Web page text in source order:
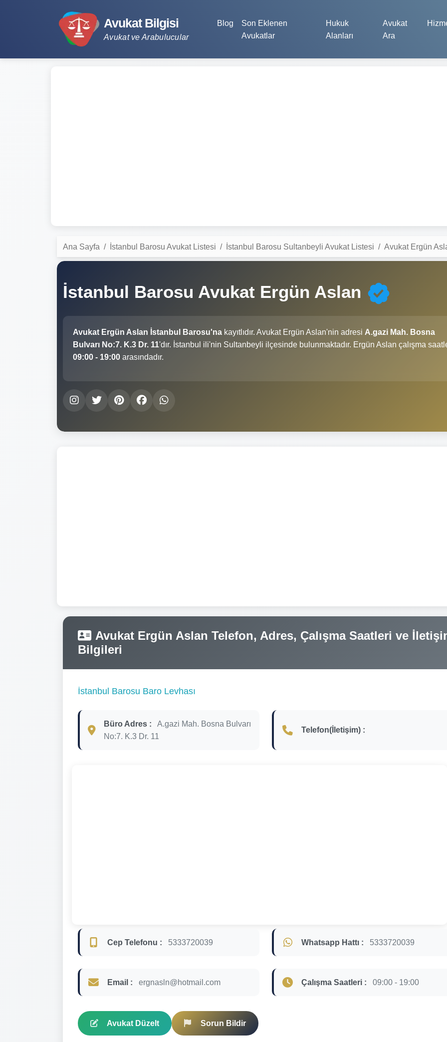
Avukat Bilgisi
Avukat ve Arabulucular
Blog
Son Eklenen
Avukatlar
Hukuk
Alanları
Avukat
Ara
Ana Sayfa İstanbul Barosu Avukat Listesi İstanbul Barosu Sultanbeyli Avukat Listesi Avukat Ergün
İstanbul Barosu Avukat Ergün Aslan
Avukat Ergün Aslan İstanbul Barosu'na kayıtlıdır. Avukat Ergün Aslan'nin adresi A.gazi Mah. Bosna
Bulvarı No:7. K.3 Dr. 11'dır. İstanbul ili'nin Sultanbeyli ilçesinde bulunmaktadır. Ergün Aslan çalışma
09:00 - 19:00 arasındadır.
Avukat Ergün Aslan Telefon, Adres, Çalışma Saatleri ve
Bilgileri
İstanbul Barosu Baro Levhası
Büro Adres :
A.gazi Mah. Bosna Bulvarı
No:7. K.3 Dr. 11
Telefon(İletişim) :
Cep Telefonu : 5333720039 Whatsapp Hattı : 5333720039
Email : ergnasln@hotmail.com Çalışma Saatleri : 09:00 - 19:00
Avukat Düzelt Sorun Bildir